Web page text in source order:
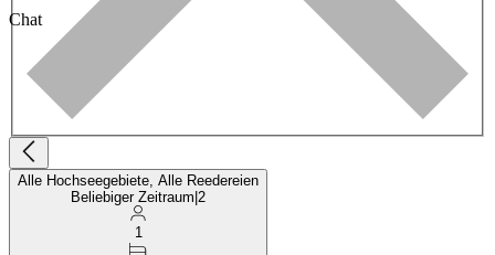
Chat
Alle Hochseegebiete, Alle Reedereien
Beliebiger Zeitraum 2
1